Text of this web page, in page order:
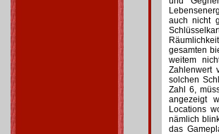
auch nicht
gesamten
weitem
Zahlenwert
solchen
Zahl 6,
angezeigt
Locations
nämlich
das